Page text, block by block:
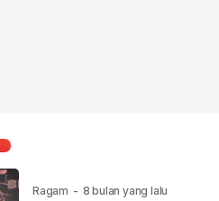
Ragam - 8 bulan yang lalu